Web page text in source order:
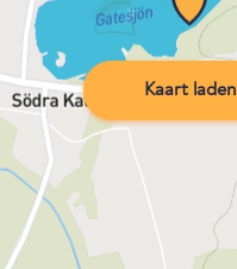
Kaart laden